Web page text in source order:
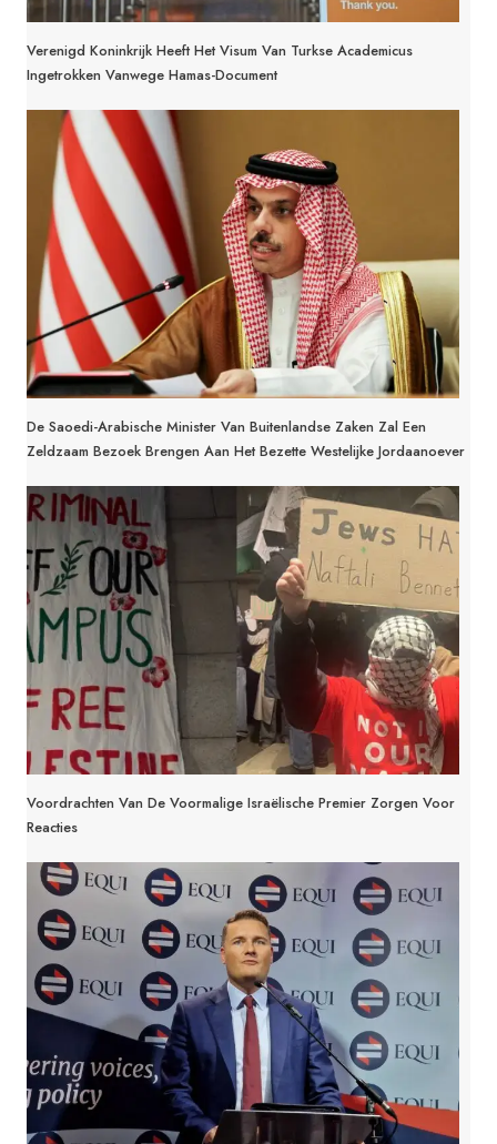
Verenigd Koninkrijk Heeft Het Visum Van Turkse Academicus
Ingetrokken Vanwege Hamas-Document
De Saoedi-Arabische Minister Van Buitenlandse Zaken Zal Een
Zeldzaam Bezoek Brengen Aan Het Bezette Westelijke Jordaanoever
Voordrachten Van De Voormalige Israëlische Premier Zorgen Voor
Reacties